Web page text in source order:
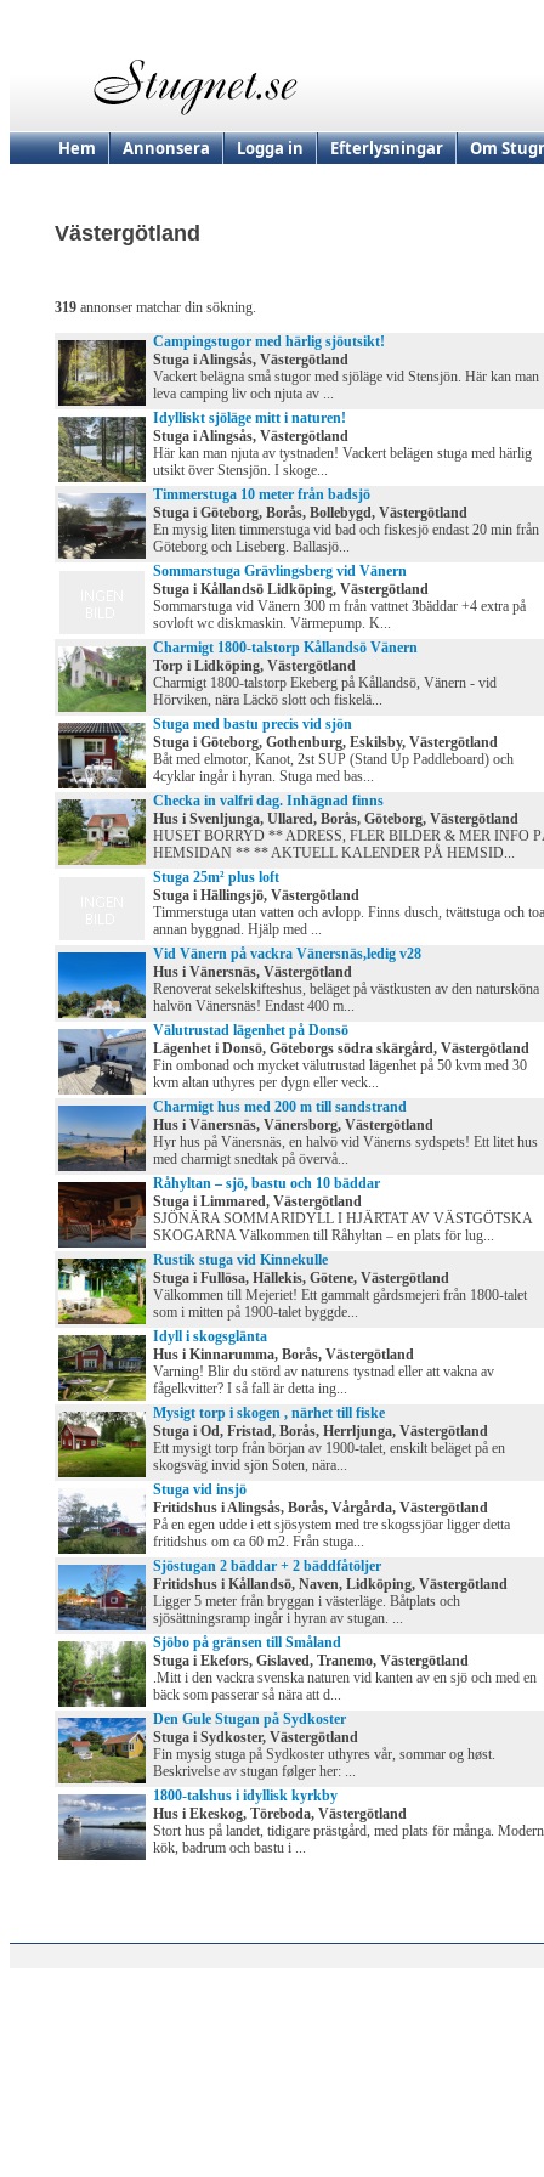
Hem Annonsera Logga in Efterlysningar Om
Västergötland
319 annonser matchar din sökning.
Campingstugor med härlig sjöutsikt!
Stuga i Alingsås, Västergötland
Vackert belägna små stugor med sjöläge vid Stensjön. Här kan man
leva camping liv och njuta av ...
Idylliskt sjöläge mitt i naturen!
Stuga i Alingsås, Västergötland
Här kan man njuta av tystnaden! Vackert belägen stuga med härlig
utsikt över Stensjön. I skoge...
Timmerstuga 10 meter från badsjö
Stuga i Göteborg, Borås, Bollebygd, Västergötland
En mysig liten timmerstuga vid bad och fiskesjö endast 20 min från
Göteborg och Liseberg. Ballasjö...
Sommarstuga Grävlingsberg vid Vänern
Stuga i Kållandsö Lidköping, Västergötland
Sommarstuga vid Vänern 300 m från vattnet 3bäddar +4 extra på
sovloft wc diskmaskin. Värmepump. K...
Charmigt 1800-talstorp Kållandsö Vänern
Torp i Lidköping, Västergötland
Charmigt 1800-talstorp Ekeberg på Kållandsö, Vänern - vid
Hörviken, nära Läckö slott och fiskelä...
Stuga med bastu precis vid sjön
Stuga i Göteborg, Gothenburg, Eskilsby, Västergötland
Båt med elmotor, Kanot, 2st SUP (Stand Up Paddleboard) och
4cyklar ingår i hyran. Stuga med bas...
Checka in valfri dag. Inhägnad finns
Hus i Svenljunga, Ullared, Borås, Göteborg, Västergötland
HUSET BORRYD ** ADRESS, FLER BILDER & MER INFO
HEMSIDAN ** ** AKTUELL KALENDER PÅ HEMSID...
Stuga 25m² plus loft
Stuga i Hällingsjö, Västergötland
Timmerstuga utan vatten och avlopp. Finns dusch, tvättstuga och
annan byggnad. Hjälp med ...
Vid Vänern på vackra Vänersnäs,ledig v28
Hus i Vänersnäs, Västergötland
Renoverat sekelskifteshus, beläget på västkusten av den natursköna
halvön Vänersnäs! Endast 400 m...
Välutrustad lägenhet på Donsö
Lägenhet i Donsö, Göteborgs södra skärgård, Västergötland
Fin ombonad och mycket välutrustad lägenhet på 50 kvm med 30
kvm altan uthyres per dygn eller veck...
Charmigt hus med 200 m till sandstrand
Hus i Vänersnäs, Vänersborg, Västergötland
Hyr hus på Vänersnäs, en halvö vid Vänerns sydspets! Ett litet hus
med charmigt snedtak på övervå...
Råhyltan – sjö, bastu och 10 bäddar
Stuga i Limmared, Västergötland
SJÖNÄRA SOMMARIDYLL I HJÄRTAT AV VÄSTGÖTSKA
SKOGARNA Välkommen till Råhyltan – en plats för lug...
Rustik stuga vid Kinnekulle
Stuga i Fullösa, Hällekis, Götene, Västergötland
Välkommen till Mejeriet! Ett gammalt gårdsmejeri från 1800-talet
som i mitten på 1900-talet byggde...
Idyll i skogsglänta
Hus i Kinnarumma, Borås, Västergötland
Varning! Blir du störd av naturens tystnad eller att vakna av
fågelkvitter? I så fall är detta ing...
Mysigt torp i skogen , närhet till fiske
Stuga i Od, Fristad, Borås, Herrljunga, Västergötland
Ett mysigt torp från början av 1900-talet, enskilt beläget på en
skogsväg invid sjön Soten, nära...
Stuga vid insjö
Fritidshus i Alingsås, Borås, Vårgårda, Västergötland
På en egen udde i ett sjösystem med tre skogssjöar ligger detta
fritidshus om ca 60 m2. Från stuga...
Sjöstugan 2 bäddar + 2 bäddfåtöljer
Fritidshus i Kållandsö, Naven, Lidköping, Västergötland
Ligger 5 meter från bryggan i västerläge. Båtplats och
sjösättningsramp ingår i hyran av stugan. ...
Sjöbo på gränsen till Småland
Stuga i Ekefors, Gislaved, Tranemo, Västergötland
.Mitt i den vackra svenska naturen vid kanten av en sjö och med en
bäck som passerar så nära att d...
Den Gule Stugan på Sydkoster
Stuga i Sydkoster, Västergötland
Fin mysig stuga på Sydkoster uthyres vår, sommar og høst.
Beskrivelse av stugan følger her: ...
1800-talshus i idyllisk kyrkby
Hus i Ekeskog, Töreboda, Västergötland
Stort hus på landet, tidigare prästgård, med plats för många.
kök, badrum och bastu i ...